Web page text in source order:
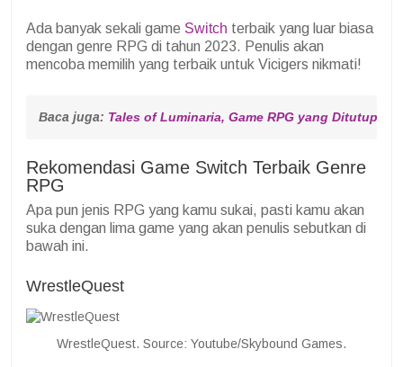
Ada banyak sekali game Switch terbaik yang luar biasa
dengan genre RPG di tahun 2023. Penulis akan
mencoba memilih yang terbaik untuk Vicigers nikmati!
Baca juga: Tales of Luminaria, Game RPG yang Ditutup
Rekomendasi Game Switch Terbaik Genre
RPG
Apa pun jenis RPG yang kamu sukai, pasti kamu akan
suka dengan lima game yang akan penulis sebutkan di
bawah ini.
WrestleQuest
WrestleQuest. Source: Youtube/Skybound Games.